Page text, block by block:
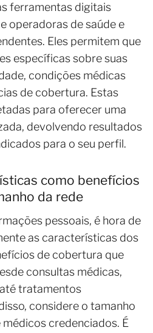
ferramentas digitais
operadoras de saúde e
Eles permitem que
específicas sobre suas
condições médicas
de cobertura. Estas
para oferecer uma
devolvendo resultados
para o seu perfil.
como benefícios
da rede
pessoais, é hora de
as características dos
de cobertura que
consultas médicas,
tratamentos
considere o tamanho
credenciados. É